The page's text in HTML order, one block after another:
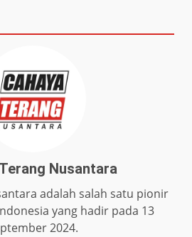
Nusantara
adalah salah satu pionir
yang hadir pada 13
2024.